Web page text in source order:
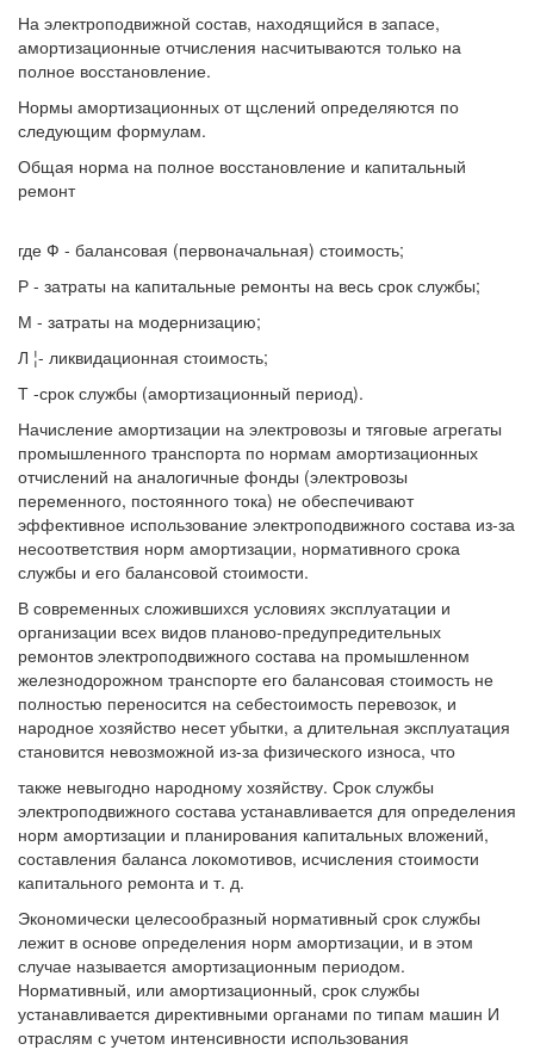
На электроподвижной состав, находящийся в запасе,
амортизационные отчисления насчитываются только на
полное восстановление.
Нормы амортизационных от щслений определяются по
следующим формулам.
Общая норма на полное восстановление и капитальный
ремонт
где Ф - балансовая (первоначальная) стоимость;
Р - затраты на капитальные ремонты на весь срок службы;
М - затраты на модернизацию;
Л ¦- ликвидационная стоимость;
Т -срок службы (амортизационный период).
Начисление амортизации на электровозы и тяговые агрегаты
промышленного транспорта по нормам амортизационных
отчислений на аналогичные фонды (электровозы
переменного, постоянного тока) не обеспечивают
эффективное использование электроподвижного состава из-за
несоответствия норм амортизации, нормативного срока
службы и его балансовой стоимости.
В современных сложившихся условиях эксплуатации и
организации всех видов планово-предупредительных
ремонтов электроподвижного состава на промышленном
железнодорожном транспорте его балансовая стоимость не
полностью переносится на себестоимость перевозок, и
народное хозяйство несет убытки, а длительная эксплуатация
становится невозможной из-за физического износа, что
также невыгодно народному хозяйству. Срок службы
электроподвижного состава устанавливается для определения
норм амортизации и планирования капитальных вложений,
составления баланса локомотивов, исчисления стоимости
капитального ремонта и т. д.
Экономически целесообразный нормативный срок службы
лежит в основе определения норм амортизации, и в этом
случае называется амортизационным периодом.
Нормативный, или амортизационный, срок службы
устанавливается директивными органами по типам машин И
отраслям с учетом интенсивности использования